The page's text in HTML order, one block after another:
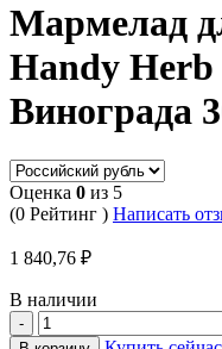
Мармелад
Handy Herb
Винограда
Оценка 0 из 5
(0 Рейтинг ) Написать
1 840,76 ₽
В наличии